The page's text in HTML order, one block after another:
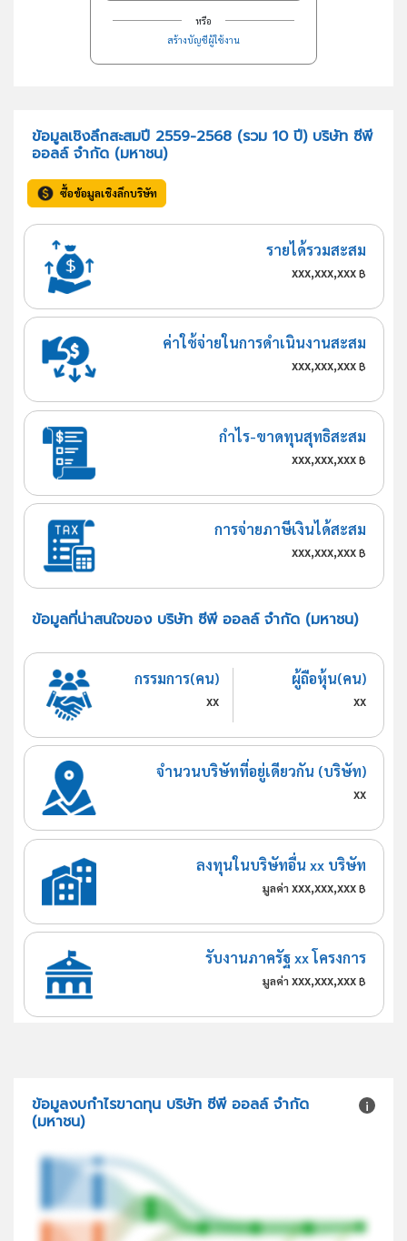
หรือ
สร้างบัญชีผู้ใช้งาน
ข้อมูลเชิงลึกสะสมปี 2559-2568 (รวม 10 ปี) บริษัท ซีพี
ออลล์ จำกัด (มหาชน)
ซื้อข้อมูลเชิงลึกบริษัท
รายได้รวมสะสม
xxx,xxx,xxx฿
ค่าใช้จ่ายในการดำเนินงานสะสม
xxx,xxx,xxx฿
กำไร-ขาดทุนสุทธิสะสม
xxx,xxx,xxx฿
การจ่ายภาษีเงินได้สะสม
xxx,xxx,xxx฿
ข้อมูลที่น่าสนใจของ บริษัท ซีพี ออลล์ จำกัด (มหาชน)
กรรมการ(คน)
xx
ผู้ถือหุ้น(คน)
xx
จำนวนบริษัทที่อยู่เดียวกัน (บริษัท)
xx
ลงทุนในบริษัทอื่น xx บริษัท
มูลค่า xxx,xxx,xxx ฿
รับงานภาครัฐ xx โครงการ
มูลค่า xxx,xxx,xxx ฿
ข้อมูลงบกำไรขาดทุน บริษัท ซีพี ออลล์ จำกัด
(มหาชน)